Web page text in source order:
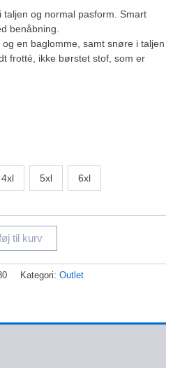
taljen og normal pasform. Smart
benåbning.
en baglomme, samt snøre i taljen
frotté, ikke børstet stof, som er
4xl 5xl 6xl
til kurv
Kategori: Outlet